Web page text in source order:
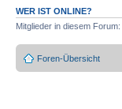
WER IST ONLINE?
Mitglieder in diesem
Foren-Übersicht